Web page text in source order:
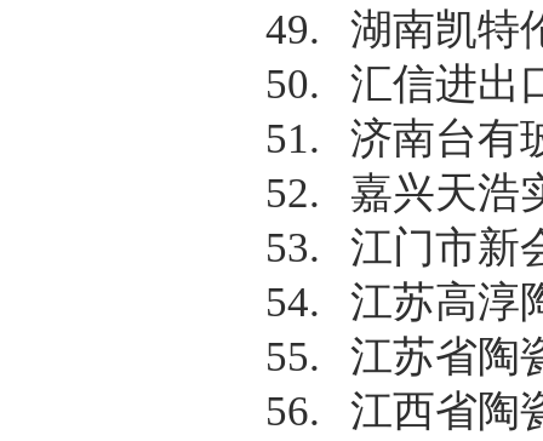
49.
湖南凯特
50.
汇信进出
51.
济南台有
52.
嘉兴天浩
53.
江门市新
54.
江苏高淳
55.
江苏省陶
56.
江西省陶